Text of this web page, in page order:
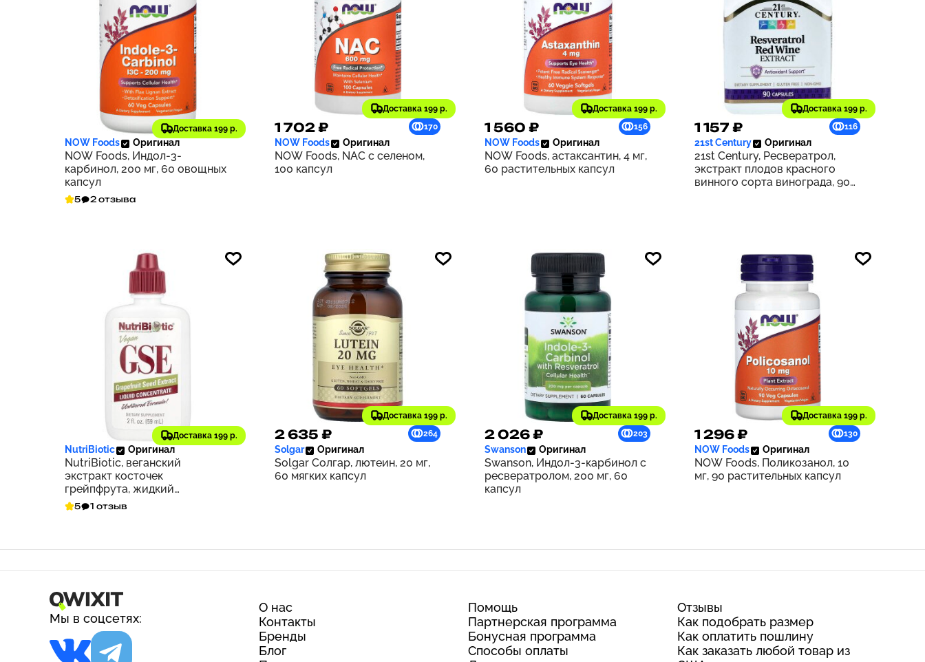
Доставка 199 р.
2 218 ₽ 222
NOW Foods Оригинал
NOW Foods, Индол-3-
карбинол, 200 мг, 60 овощных
капсул
5 2 отзыва
Доставка 199 р.
1 702 ₽ 170
NOW Foods Оригинал
NOW Foods, NAC с селеном,
100 капсул
Доставка 199 р.
1 560 ₽ 156
NOW Foods Оригинал
NOW Foods, астаксантин, 4 мг,
60 растительных капсул
Доставка 199 р.
1 157 ₽ 116
21st Century Оригинал
21st Century, Ресвератрол,
экстракт плодов красного
винного сорта винограда, 90
Доставка 199 р.
1 650 ₽ 165
NutriBiotic Оригинал
NutriBiotic, веганский
экстракт косточек
грейпфрута, жидкий
концентрат, 100 мг, 59 мл (2
5 1 отзыв
Доставка 199 р.
2 635 ₽ 264
Solgar Оригинал
Solgar Солгар, лютеин, 20 мг,
60 мягких капсул
Доставка 199 р.
2 026 ₽ 203
Swanson Оригинал
Swanson, Индол-3-карбинол с
ресвератролом, 200 мг, 60
капсул
Доставка 199 р.
1 296 ₽ 130
NOW Foods Оригинал
NOW Foods, Поликозанол, 10
мг, 90 растительных капсул
Мы в соцсетях:
О нас
Контакты
Бренды
Блог
Помощь
Партнерская программа
Бонусная программа
Способы оплаты
Отзывы
Как подобрать размер
Как оплатить пошлину
Как заказать любой товар из